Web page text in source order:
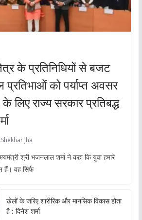
के प्रतिनिधियों से बजट
प्रतिभाओं को पर्याप्त अवसर
लिए राज्य सरकार प्रतिबद्ध
Shekhar Jha
श्री भजनलाल शर्मा ने कहा कि युवा हमारे
हैं। वह सिर्फ
खेलों के जरिए शारीरिक और मानसिक विकास होता
है : दिनेश शर्मा